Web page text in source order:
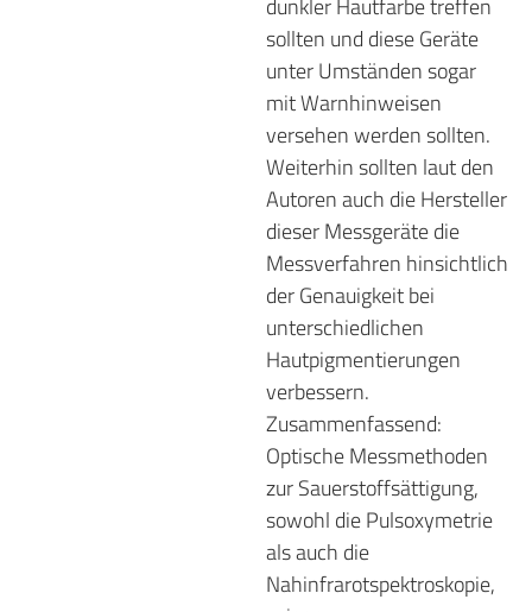
dunkler Hautfarbe treffen
sollten und diese Geräte
unter Umständen sogar
mit Warnhinweisen
versehen werden sollten.
Weiterhin sollten laut den
Autoren auch die Hersteller
dieser Messgeräte die
Messverfahren hinsichtlich
der Genauigkeit bei
unterschiedlichen
Hautpigmentierungen
verbessern.
Zusammenfassend:
Optische Messmethoden
zur Sauerstoffsättigung,
sowohl die Pulsoxymetrie
als auch die
Nahinfrarotspektroskopie,